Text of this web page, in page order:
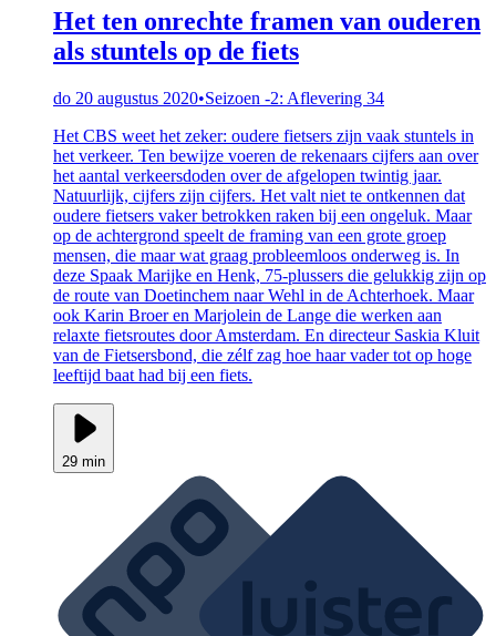
Het ten onrechte framen van ouderen
als stuntels op de fiets
do 20 augustus 2020•Seizoen -2: Aflevering 34
Het CBS weet het zeker: oudere fietsers zijn vaak stuntels in
het verkeer. Ten bewijze voeren de rekenaars cijfers aan over
het aantal verkeersdoden over de afgelopen twintig jaar.
Natuurlijk, cijfers zijn cijfers. Het valt niet te ontkennen dat
oudere fietsers vaker betrokken raken bij een ongeluk. Maar
op de achtergrond speelt de framing van een grote groep
mensen, die maar wat graag probleemloos onderweg is. In
deze Spaak Marijke en Henk, 75-plussers die gelukkig zijn op
de route van Doetinchem naar Wehl in de Achterhoek. Maar
ook Karin Broer en Marjolein de Lange die werken aan
relaxte fietsroutes door Amsterdam. En directeur Saskia Kluit
van de Fietsersbond, die zélf zag hoe haar vader tot op hoge
leeftijd baat had bij een fiets.
29 min